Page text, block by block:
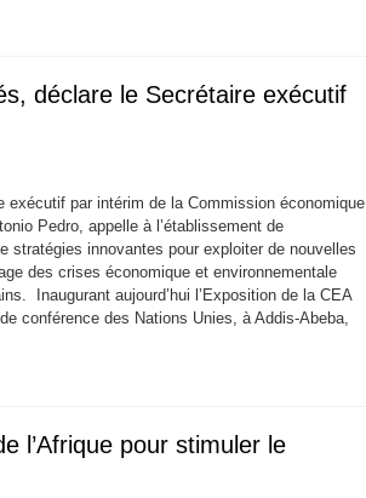
déclare le Secrétaire exécutif
exécutif par intérim de la Commission économique
Pedro, appelle à l’établissement de
stratégies innovantes pour exploiter de nouvelles
des crises économique et environnementale
Inaugurant aujourd’hui l’Exposition de la CEA
conférence des Nations Unies, à Addis-Abeba,
l’Afrique pour stimuler le